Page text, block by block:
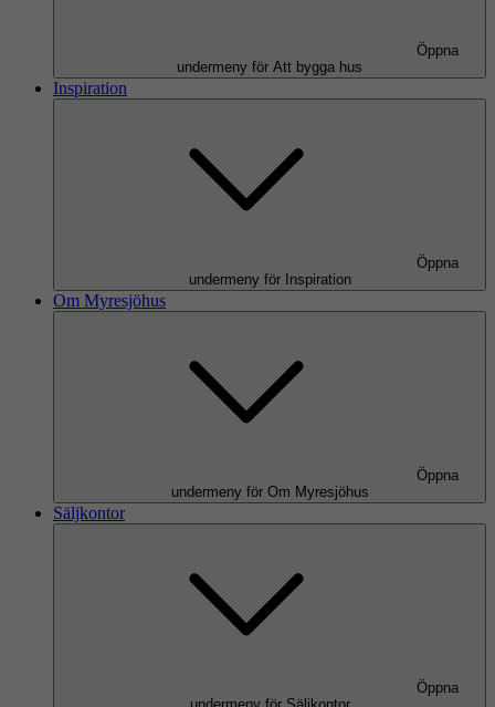
Öppna
undermeny för Att bygga hus
Inspiration
Öppna
undermeny för Inspiration
Om Myresjöhus
Öppna
undermeny för Om Myresjöhus
Säljkontor
Öppna